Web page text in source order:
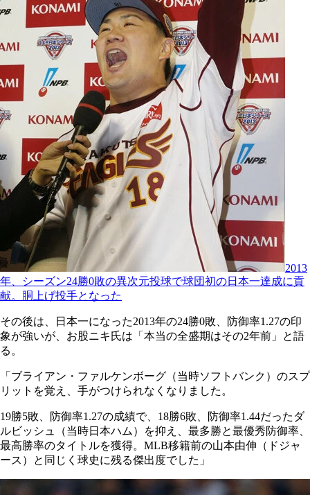
2013
年、シーズン24勝0敗の異次元投球で球団初の日本一達成に貢
献。胴上げ投手となった
その後は、日本一になった2013年の24勝0敗、防御率1.27の印
象が強いが、お股ニキ氏は「本当の全盛期はその2年前」と語
る。
「ブライアン・ファルケンボーグ（当時ソフトバンク）のスプ
リットを覚え、手がつけられなくなりました。
19勝5敗、防御率1.27の成績で、18勝6敗、防御率1.44だったダ
ルビッシュ（当時日本ハム）を抑え、最多勝と最優秀防御率、
最高勝率のタイトルを獲得。MLB移籍前の山本由伸（ドジャ
ース）と同じく球史に残る傑出度でした」